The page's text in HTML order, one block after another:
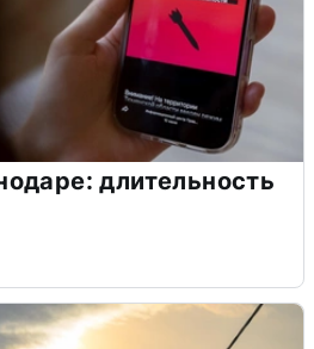
длительность